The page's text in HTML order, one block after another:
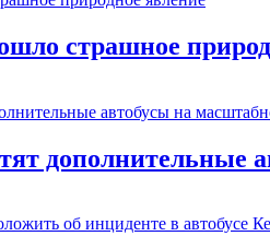
страшное
дополнительные